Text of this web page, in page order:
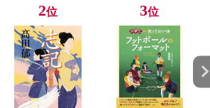
2位 3位